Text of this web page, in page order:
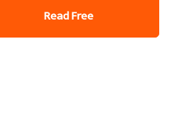
Read Free